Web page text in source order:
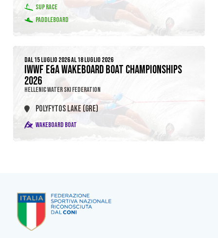
SUP RACE
PADDLEBOARD
DAL 15 LUGLIO 2026 AL 18 LUGLIO 2026
IWWF E&A WAKEBOARD BOAT CHAMPIONSHIPS
2026
HELLENIC WATER SKI FEDERATION
POLYFYTOS LAKE (GRE)
WAKEBOARD BOAT